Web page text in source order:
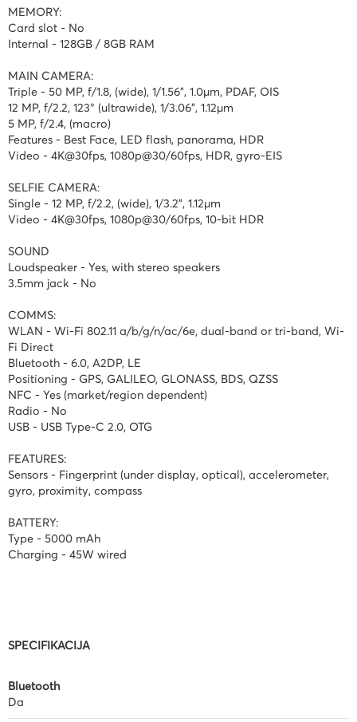
MEMORY:
Card slot - No
Internal - 128GB / 8GB RAM
MAIN CAMERA:
Triple - 50 MP, f/1.8, (wide), 1/1.56", 1.0µm, PDAF, OIS
12 MP, f/2.2, 123° (ultrawide), 1/3.06", 1.12µm
5 MP, f/2.4, (macro)
Features - Best Face, LED flash, panorama, HDR
Video - 4K@30fps, 1080p@30/60fps, HDR, gyro-EIS
SELFIE CAMERA:
Single - 12 MP, f/2.2, (wide), 1/3.2", 1.12µm
Video - 4K@30fps, 1080p@30/60fps, 10-bit HDR
SOUND
Loudspeaker - Yes, with stereo speakers
3.5mm jack - No
COMMS:
WLAN - Wi-Fi 802.11 a/b/g/n/ac/6e, dual-band or tri-band, Wi-
Fi Direct
Bluetooth - 6.0, A2DP, LE
Positioning - GPS, GALILEO, GLONASS, BDS, QZSS
NFC - Yes (market/region dependent)
Radio - No
USB - USB Type-C 2.0, OTG
FEATURES:
Sensors - Fingerprint (under display, optical), accelerometer,
gyro, proximity, compass
BATTERY:
Type - 5000 mAh
Charging - 45W wired
SPECIFIKACIJA
Bluetooth
Da